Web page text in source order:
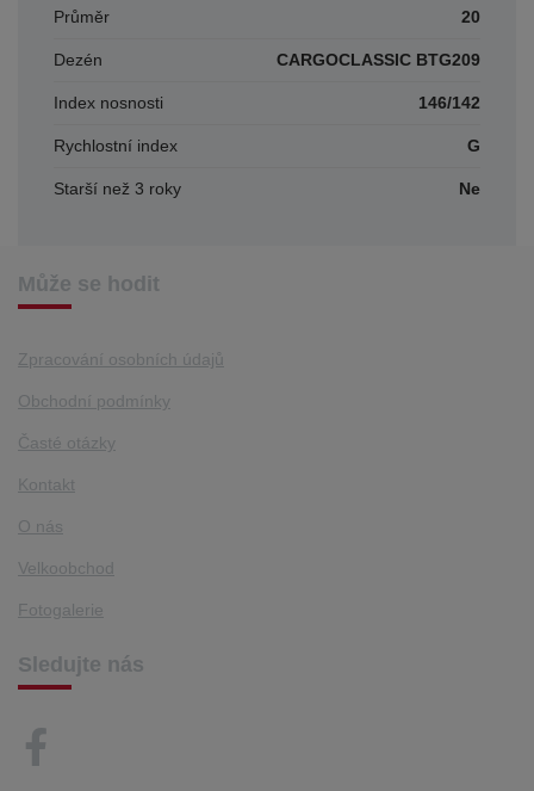
Průměr 20
Dezén CARGOCLASSIC BTG209
Index nosnosti 146/142
Rychlostní index G
Starší než 3 roky Ne
Může se hodit
Zpracování osobních údajů
Obchodní podmínky
Časté otázky
Kontakt
O nás
Velkoobchod
Fotogalerie
Sledujte nás